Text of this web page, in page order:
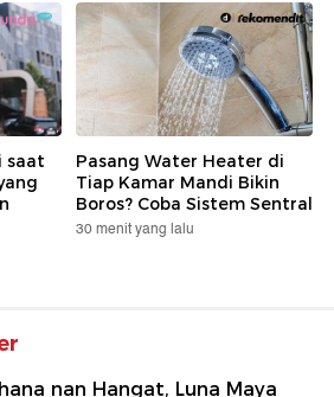
saat
Pasang Water Heater di
Tiap Kamar Mandi Bikin
Boros? Coba Sistem Sentral
30 menit yang lalu
nan Hangat, Luna Maya